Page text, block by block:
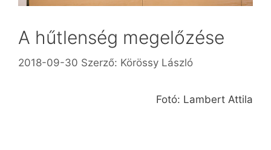
A hűtlenség megelőzése
2018-09-30 Szerző: Körössy László
Fotó: Lambert Attila